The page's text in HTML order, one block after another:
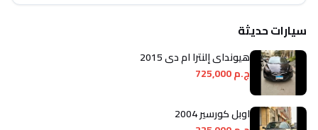
سيارات حديثة
هيونداي إلنترا ام دى 2015
ج.م 725,000
اوبل كورسير 2004